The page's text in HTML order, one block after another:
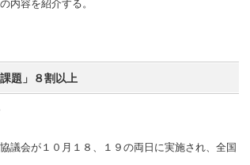
内容を紹介する。
題」８割以上
議会が１０月１８、１９の両日に実施され、全国